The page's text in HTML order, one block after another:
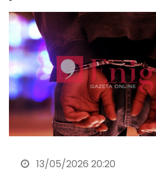
13/05/2026 20:20